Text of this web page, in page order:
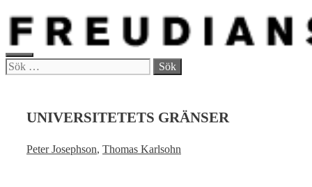
Hoppa
innehåll
MENY
Sök
UNIVERSITETETS GRÄNSER
Peter Josephson, Thomas Karlsohn